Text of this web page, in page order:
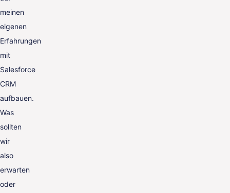
meinen
eigenen
Erfahrungen
mit
Salesforce
CRM
aufbauen.
Was
sollten
wir
also
erwarten
oder